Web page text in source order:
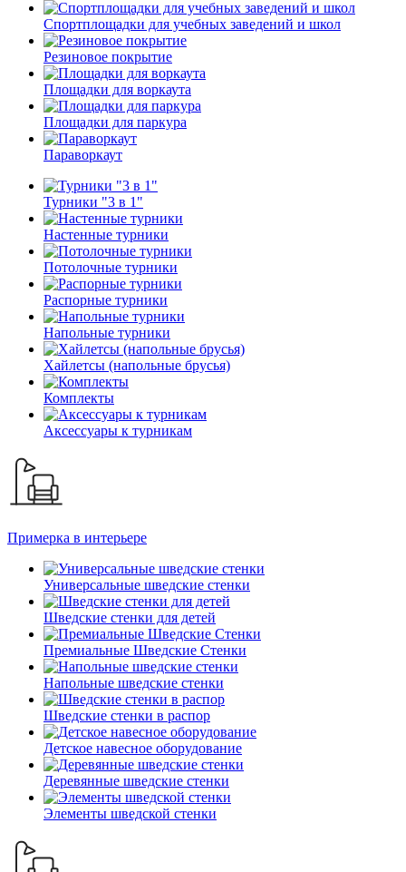
Спортплощадки для учебных заведений и школ
Резиновое покрытие
Площадки для воркаута
Площадки для паркура
Параворкаут
Турники "3 в 1"
Настенные турники
Потолочные турники
Распорные турники
Напольные турники
Хайлетсы (напольные брусья)
Комплекты
Аксессуары к турникам
Примерка в интерьере
Универсальные шведские стенки
Шведские стенки для детей
Премиальные Шведские Стенки
Напольные шведские стенки
Шведские стенки в распор
Детское навесное оборудование
Деревянные шведские стенки
Элементы шведской стенки